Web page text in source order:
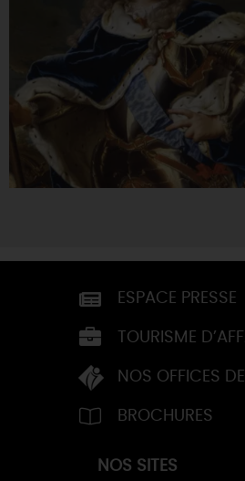
ESPACE PRESSE
TOURISME
NOS OFFICES
BROCHURES
NOS SITES